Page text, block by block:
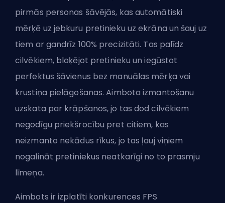
pirmās personas šāvējās, kas automātiski
mērķē uz jebkuru pretinieku uz ekrāna un šauj uz
tiem ar gandrīz 100% precizitāti. Tas palīdz
cilvēkiem, bloķējot pretinieku un iegūstot
perfektus šāvienus bez manuālas mērķa vai
krustiņa pielāgošanas. Aimbota izmantošanu
uzskata par krāpšanos, jo tas dod cilvēkiem
negodīgu priekšrocību pret citiem, kas
neizmanto nekādus rīkus, jo tas ļauj viņiem
nogalināt pretiniekus neatkarīgi no to prasmju
līmeņa.
Aimbots ir izplatīti konkurences FPS